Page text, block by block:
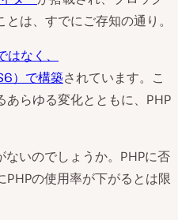
は、すでにご存知の通り。
はなく、
）で構築されています。こ
らゆる変化とともに、PHP
ないのでしょうか。PHPに否
の使用率が下がるとは限